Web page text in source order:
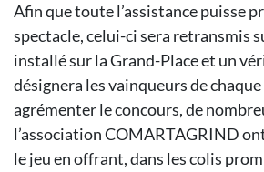
Afin que toute l’assistance puisse
spectacle, celui-ci sera retransmis
installé sur la Grand-Place et un
désignera les vainqueurs de
agrémenter le concours, de
l’association COMARTAGRIND
le jeu en offrant, dans les colis